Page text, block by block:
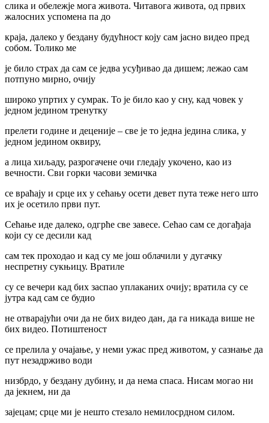
слика и обележје мога живота. Читавога живота, од првих
жалосних успомена па до
краја, далеко у бездану будућност коју сам јасно видео пред
собом. Толико ме
је било страх да сам се једва усуђивао да дишем; лежао сам
потпуно мирно, очију
широко упртих у сумрак. То је било као у сну, кад човек у
једном једином тренутку
прелети године и деценије – све је то једна једина слика, у
једном једином оквиру,
а лица хиљаду, разрогачене очи гледају укочено, као из
вечности. Сви горки часови земичка
се враћају и срце их у сећању осети девет пута теже него што
их је осетило први пут.
Сећање иде далеко, одгрће све завесе. Сећао сам се догађаја
који су се десили кад
сам тек проходао и кад су ме још облачили у дугачку
неспретну сукњицу. Вратиле
су се вечери кад бих заспао уплаканих очију; вратила су се
јутра кад сам се будио
не отварајући очи да не бих видео дан, да га никада више не
бих видео. Потиштеност
се прелила у очајање, у неми ужас пред животом, у сазнање да
пут незадрживо води
низбрдо, у бездану дубину, и да нема спаса. Нисам могао ни
да јекнем, ни да
зајецам; срце ми је нешто стезало немилосрдном силом.